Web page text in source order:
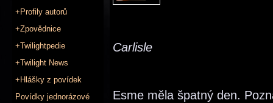
+Profily autorů
+Zpovědnice
+Twilightpedie
+Twilight News
+Hlášky z povídek
Povídky jednorázové
Carlisle
Esme měla špatný den.